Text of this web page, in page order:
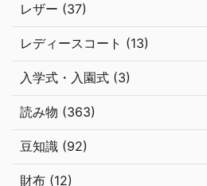
レザー (37)
レディースコート (13)
入学式・入園式 (3)
読み物 (363)
豆知識 (92)
財布 (12)